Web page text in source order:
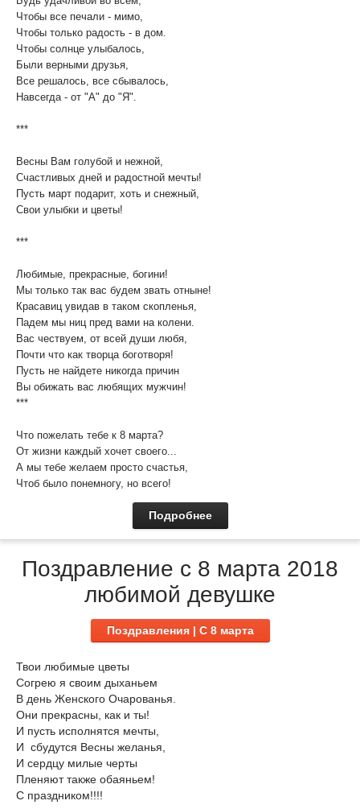
Чтобы все печали - мимо,
Чтобы только радость - в дом.
Чтобы солнце улыбалось,
Были верными друзья,
Все решалось, все сбывалось,
Навсегда - от "А" до "Я".
***
Весны Вам голубой и нежной,
Счастливых дней и радостной мечты!
Пусть март подарит, хоть и снежный,
Свои улыбки и цветы!
***
Любимые, прекрасные, богини!
Мы только так вас будем звать отныне!
Красавиц увидав в таком скопленья,
Падем мы ниц пред вами на колени.
Вас чествуем, от всей души любя,
Почти что как творца боготворя!
Пусть не найдете никогда причин
Вы обижать вас любящих мужчин!
***
Что пожелать тебе к 8 марта?
От жизни каждый хочет своего...
А мы тебе желаем просто счастья,
Чтоб было понемногу, но всего!
Подробнее
Поздравление с 8 марта 2018
любимой девушке
Поздравления | C 8 марта
Твои любимые цветы
Согрею я своим дыханьем
В день Женского Очарованья.
Они прекрасны, как и ты!
И пусть исполнятся мечты,
И сбудутся Весны желанья,
И сердцу милые черты
Пленяют также обаяньем!
С праздником!!!!